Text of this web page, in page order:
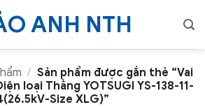
/ Sản phẩm được gắn thẻ “Vai
loại Thẳng YOTSUGI YS-138-11-
Size XLG)”